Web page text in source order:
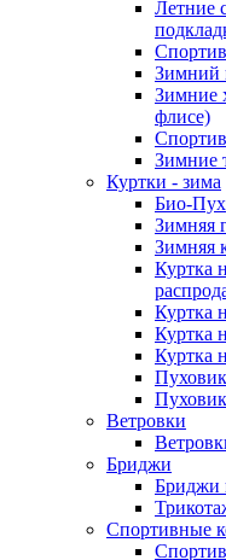
Летние
Зимний
Зимние
флисе)
Зимние
Куртки - зима
Био-Пух
Зимняя
Зимняя
Куртка
Куртка
Куртка
Куртка
Ветровки
Бриджи
Бриджи
Спортивные